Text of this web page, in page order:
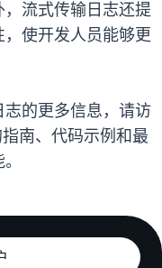
流式传输日志还提
使开发人员能够更
的更多信息，请访
南、代码示例和最